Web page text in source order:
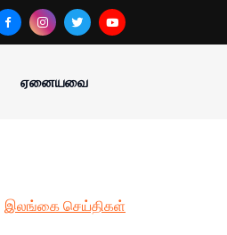
ஏனையவை
இலங்கை செய்திகள்